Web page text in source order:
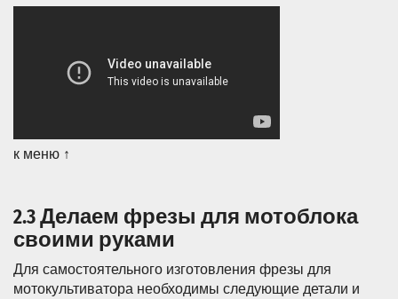
к меню ↑
2.3 Делаем фрезы для мотоблока
своими руками
Для самостоятельного изготовления фрезы для
мотокультиватора необходимы следующие детали и